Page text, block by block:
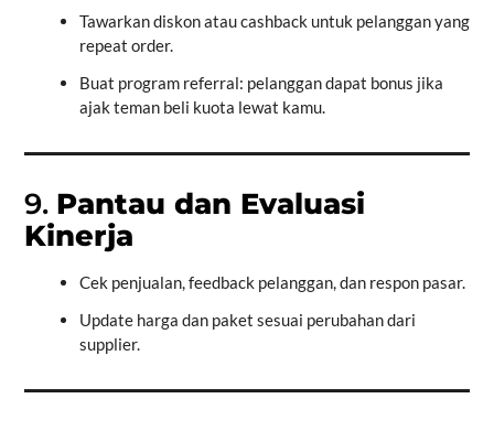
Tawarkan diskon atau cashback untuk pelanggan yang
repeat order.
Buat program referral: pelanggan dapat bonus jika
ajak teman beli kuota lewat kamu.
9. Pantau dan Evaluasi
Kinerja
Cek penjualan, feedback pelanggan, dan respon pasar.
Update harga dan paket sesuai perubahan dari
supplier.